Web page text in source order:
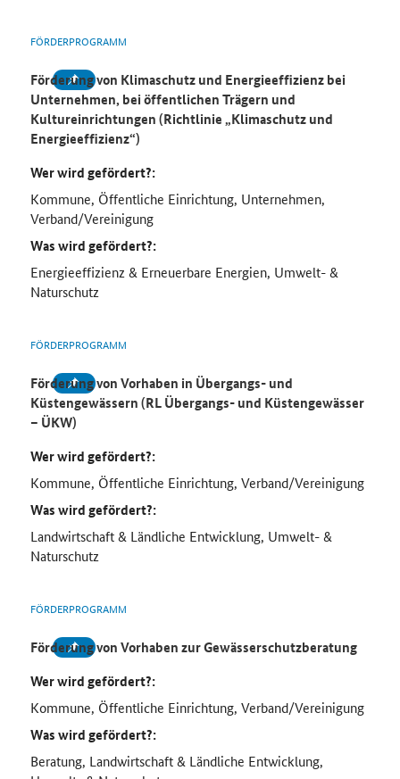
FÖRDERPROGRAMM
Förderung von Klimaschutz und Energieeffizienz bei
Unternehmen, bei öffentlichen Trägern und
Kultureinrichtungen (Richtlinie „Klimaschutz und
Energieeffizienz“)
Wer wird gefördert?:
Kommune, Öffentliche Einrichtung, Unternehmen,
Verband/Vereinigung
Was wird gefördert?:
Energieeffizienz & Erneuerbare Energien, Umwelt- &
Naturschutz
FÖRDERPROGRAMM
Förderung von Vorhaben in Übergangs- und
Küstengewässern (RL Übergangs- und Küstengewässer
– ÜKW)
Wer wird gefördert?:
Kommune, Öffentliche Einrichtung, Verband/Vereinigung
Was wird gefördert?:
Landwirtschaft & Ländliche Entwicklung, Umwelt- &
Naturschutz
FÖRDERPROGRAMM
Förderung von Vorhaben zur Gewässerschutzberatung
Wer wird gefördert?:
Kommune, Öffentliche Einrichtung, Verband/Vereinigung
Was wird gefördert?:
Beratung, Landwirtschaft & Ländliche Entwicklung,